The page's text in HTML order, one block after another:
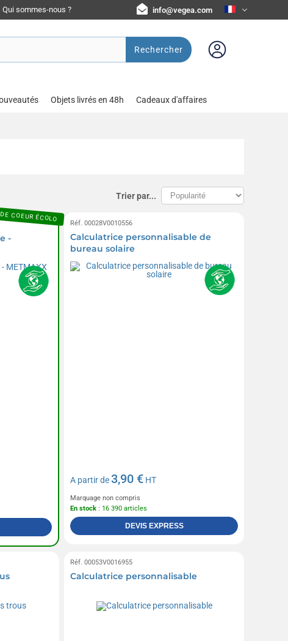
Qui sommes-nous ? info@vegea.com
Rechercher
Objets livrés en 48h Cadeaux d'affaires
Trier par...
COEUR ÉCOLO
-
Réf. 00028V0010556
Calculatrice personnalisable de
bureau solaire
A partir de3,90 € HT
Marquage non compris
En stock : 16 390 articles
DEVIS EXPRESS
Réf. 00053V0016955
Calculatrice personnalisable